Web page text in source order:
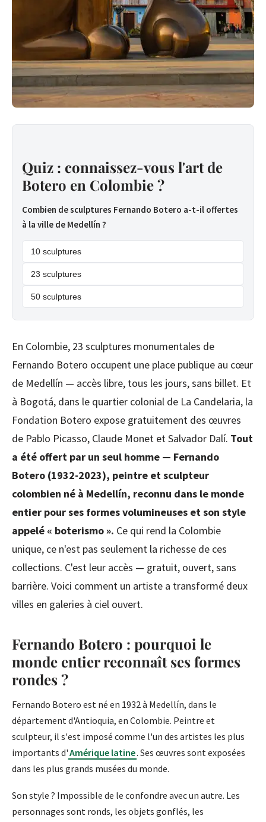
Quiz : connaissez-vous l'art de
Botero en Colombie ?
Combien de sculptures Fernando Botero a-t-il offertes
à la ville de Medellín ?
10 sculptures
23 sculptures
50 sculptures
En Colombie, 23 sculptures monumentales de
Fernando Botero occupent une place publique au cœur
de Medellín — accès libre, tous les jours, sans billet. Et
à Bogotá, dans le quartier colonial de La Candelaria, la
Fondation Botero expose gratuitement des œuvres
de Pablo Picasso, Claude Monet et Salvador Dalí. Tout
a été offert par un seul homme — Fernando
Botero (1932-2023), peintre et sculpteur
colombien né à Medellín, reconnu dans le monde
entier pour ses formes volumineuses et son style
appelé « boterismo ». Ce qui rend la Colombie
unique, ce n'est pas seulement la richesse de ces
collections. C'est leur accès — gratuit, ouvert, sans
barrière. Voici comment un artiste a transformé deux
villes en galeries à ciel ouvert.
Fernando Botero : pourquoi le
monde entier reconnaît ses formes
rondes ?
Fernando Botero est né en 1932 à Medellín, dans le
département d'Antioquia, en Colombie. Peintre et
sculpteur, il s'est imposé comme l'un des artistes les plus
importants d'Amérique latine. Ses œuvres sont exposées
dans les plus grands musées du monde.
Son style ? Impossible de le confondre avec un autre. Les
personnages sont ronds, les objets gonflés, les